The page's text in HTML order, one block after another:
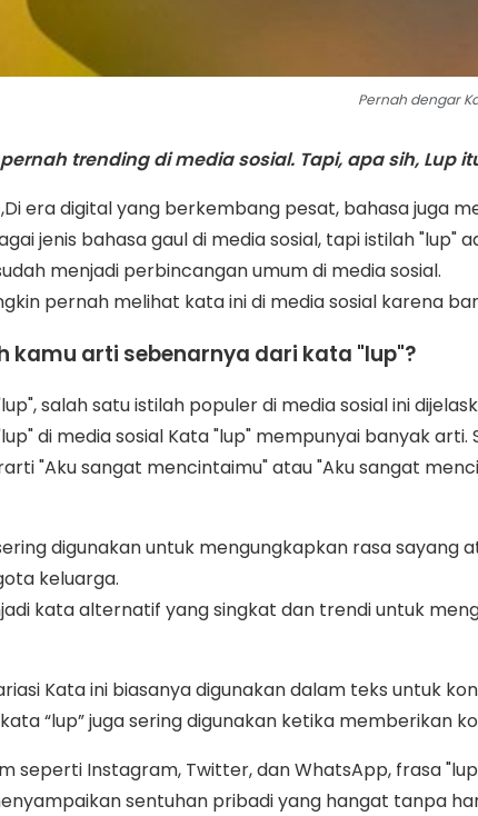
Pernah dengar
trending di media sosial. Tapi, apa sih, Lup
,Di era digital yang berkembang pesat, bahasa juga
jenis bahasa gaul di media sosial, tapi istilah "lup"
menjadi perbincangan umum di media sosial.
pernah melihat kata ini di media sosial karena
kamu arti sebenarnya dari kata "lup"?
salah satu istilah populer di media sosial ini
di media sosial Kata "lup" mempunyai banyak
"Aku sangat mencintaimu" atau "Aku sangat
digunakan untuk mengungkapkan rasa
keluarga.
kata alternatif yang singkat dan trendi untuk
Kata ini biasanya digunakan dalam teks untuk
kata “lup” juga sering digunakan ketika
seperti Instagram, Twitter, dan WhatsApp, frasa
sentuhan pribadi yang hangat tanpa